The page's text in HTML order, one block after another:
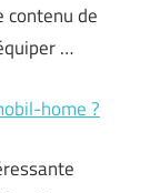
contenu de
…
home ?